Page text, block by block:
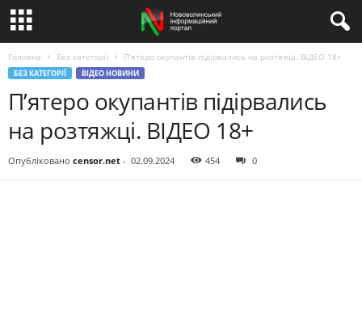
Головна Без категорії П’ятеро окупантів підірвались на розтяжці. ВIДЕО 18+
БЕЗ КАТЕГОРІЇ ВІДЕО НОВИНИ
П’ятеро окупантів підірвались
на розтяжці. ВIДЕО 18+
Опубліковано censor.net - 02.09.2024 454 0